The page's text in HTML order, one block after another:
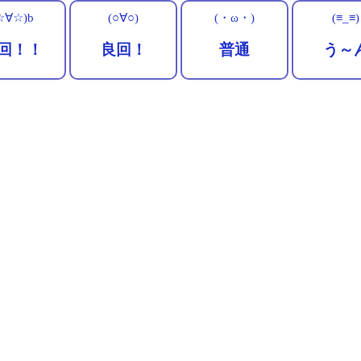
！！
(○∀○)
良回！
(・ω・)
普通
(≡_≡)
う～